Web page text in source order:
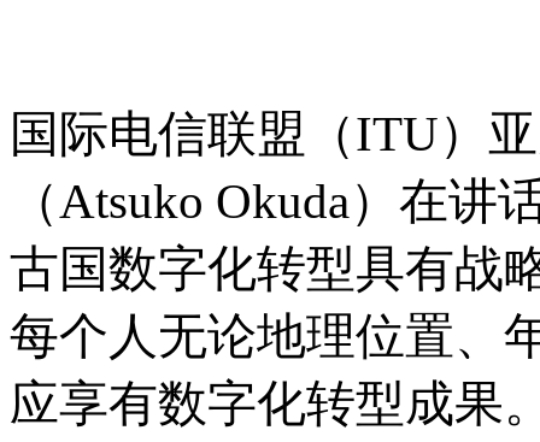
国际电信联盟（ITU）
（Atsuko Okuda）在
古国数字化转型具有战
每个人无论地理位置、
应享有数字化转型成果